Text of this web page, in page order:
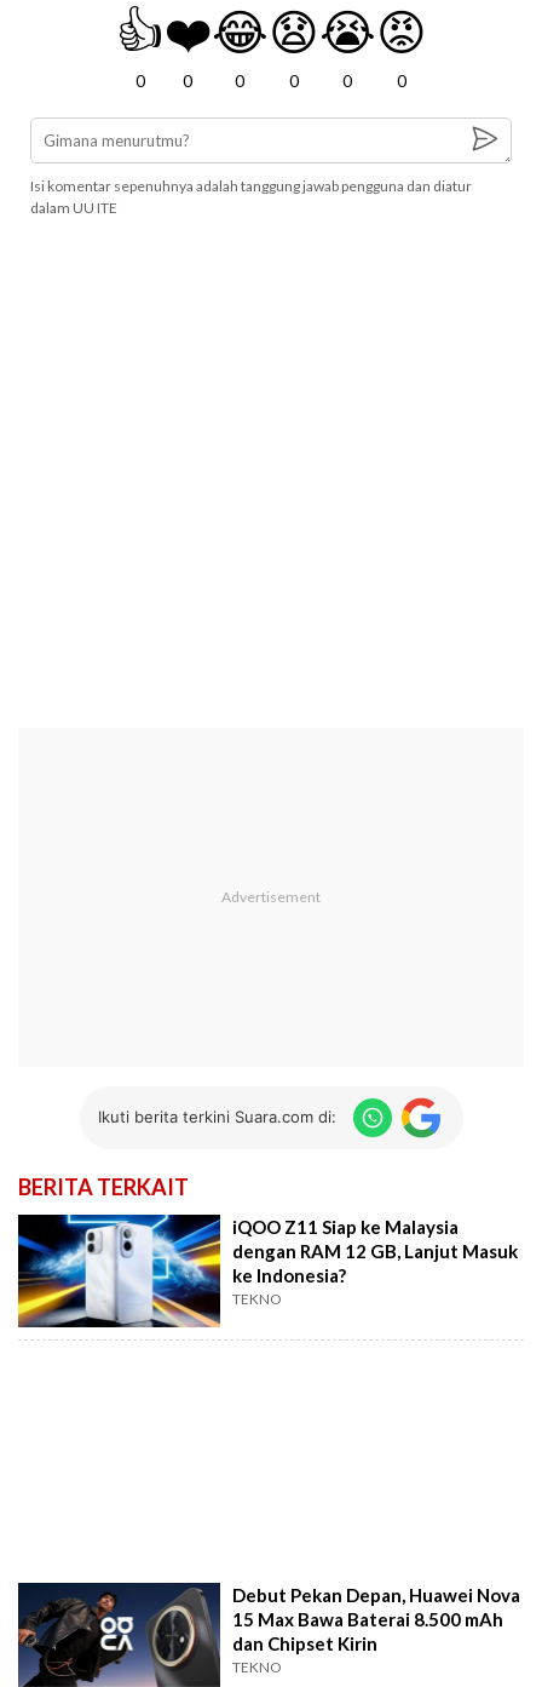
👍
0
❤️
0
😂
0
😧
0
😭
0
😡
0
Isi komentar sepenuhnya adalah tanggung jawab pengguna dan diatur
dalam UU ITE
Ikuti berita terkini Suara.com di:
BERITA TERKAIT
iQOO Z11 Siap ke Malaysia
dengan RAM 12 GB, Lanjut Masuk
ke Indonesia?
TEKNO
Debut Pekan Depan, Huawei Nova
15 Max Bawa Baterai 8.500 mAh
dan Chipset Kirin
TEKNO